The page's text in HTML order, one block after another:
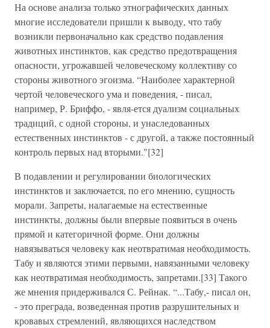
На основе анализа только этнографических данных
многие исследователи пришли к выводу, что табу
возникли первоначально как средство подавления
животных инстинктов, как средство предотвращения
опасности, угрожавшей человеческому коллективу со
стороны животного эгоизма. “Наиболее характерной
чертой человеческого ума и поведения, - писал,
например, Р. Бриффо, - явля-ется дуализм социальных
традиций, с одной стороны, и унаследованных
естественных инстинктов - с другой, а также постоянный
контроль первых над вторыми."[32]
В подавлении и регулировании биологических
инстинктов и заключается, по его мнению, сущность
морали. Запреты, налагаемые на естественные
инстинкты, должны были впервые появиться в очень
прямой и категоричной форме. Они должны
навязываться человеку как неотвратимая необходимость.
Табу и являются этими первыми, навязанными человеку
как неотвратимая необходимость, запретами.[33] Такого
же мнения придерживался С. Рейнак. “...Табу,- писал он,
- это преграда, возведенная против разрушительных и
кровавых стремлений, являющихся наследством